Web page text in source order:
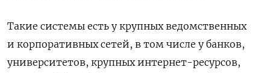
Такие системы есть у крупных ведомственных
и корпоративных сетей, в том числе у банков,
университетов, крупных интернет-ресурсов,